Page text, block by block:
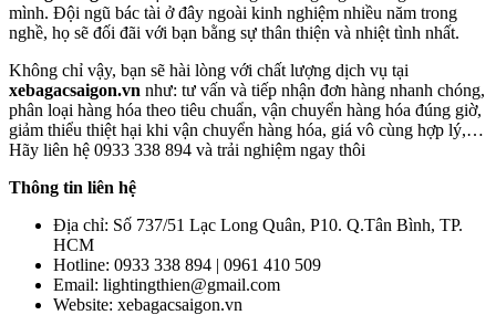
mình. Đội ngũ bác tài ở đây ngoài kinh nghiệm nhiều năm trong
nghề, họ sẽ đối đãi với bạn bằng sự thân thiện và nhiệt tình nhất.
Không chỉ vậy, bạn sẽ hài lòng với chất lượng dịch vụ tại
xebagacsaigon.vn như: tư vấn và tiếp nhận đơn hàng nhanh chóng,
phân loại hàng hóa theo tiêu chuẩn, vận chuyển hàng hóa đúng giờ,
giảm thiểu thiệt hại khi vận chuyển hàng hóa, giá vô cùng hợp lý,…
Hãy liên hệ 0933 338 894 và trải nghiệm ngay thôi
Thông tin liên hệ
Địa chỉ: Số 737/51 Lạc Long Quân, P10. Q.Tân Bình, TP.
HCM
Hotline: 0933 338 894 | 0961 410 509
Email: lightingthien@gmail.com
Website: xebagacsaigon.vn